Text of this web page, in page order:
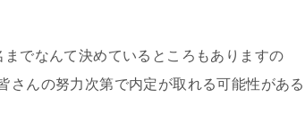
までなんて決めているところもありますの
さんの努力次第で内定が取れる可能性がある